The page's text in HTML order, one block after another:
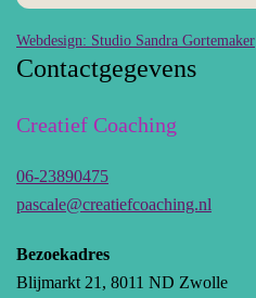
Webdesign: Studio Sandra Gortemaker
Contactgegevens
Creatief Coaching
06-23890475
pascale@creatiefcoaching.nl
Bezoekadres
Blijmarkt 21, 8011 ND Zwolle